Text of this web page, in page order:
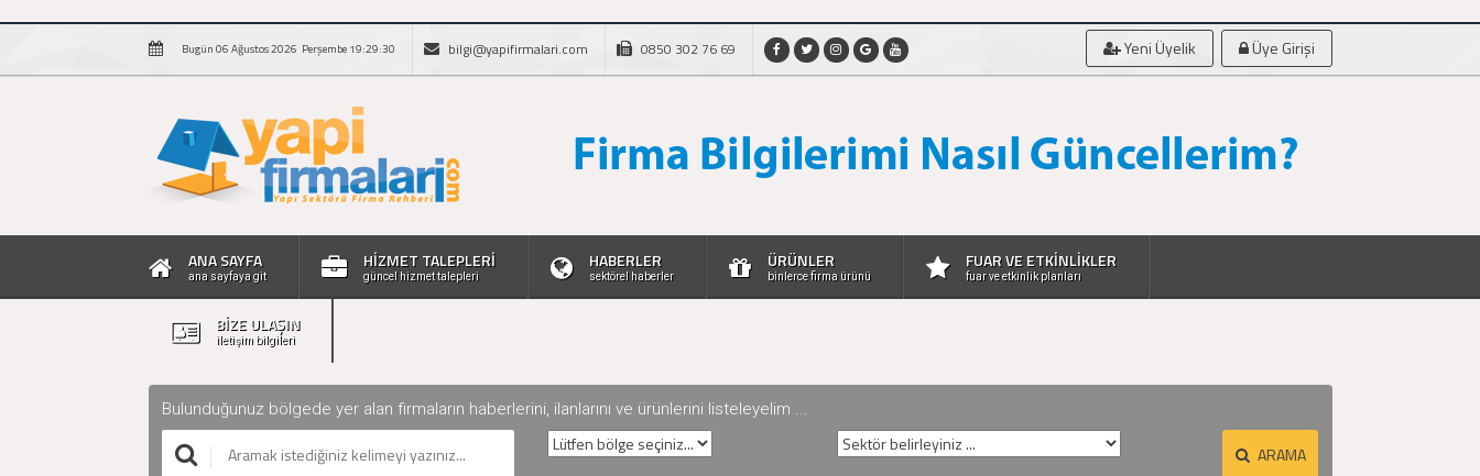
Bugün 06 Ağustos 2026 Perşembe 19:29:31 bilgi@yapifirmalari.com 0850 302 76 69 Yeni Üyelik Üye Girişi
ANA SAYFA
ana sayfaya git
HİZMET TALEPLERİ
güncel hizmet talepleri
HABERLER
sektörel haberler
ÜRÜNLER
binlerce firma ürünü
FUAR VE ETKİNLİKLER
fuar ve etkinlik planları
BİZE ULAŞIN
iletişim bilgileri
Bulunduğunuz bölgede yer alan firmaların haberlerini, ilanlarını ve ürünlerini listeleyelim ...
ARAMA